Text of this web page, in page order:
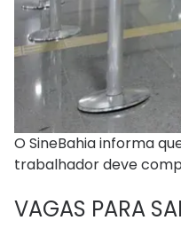
O SineBahia informa
trabalhador deve
VAGAS PARA